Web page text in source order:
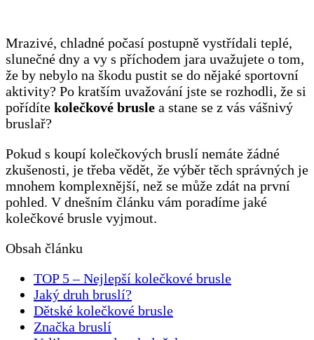
Mrazivé, chladné počasí postupně vystřídali teplé,
slunečné dny a vy s příchodem jara uvažujete o tom,
že by nebylo na škodu pustit se do nějaké sportovní
aktivity? Po kratším uvažování jste se rozhodli, že si
pořídíte kolečkové brusle a stane se z vás vášnivý
bruslař?
Pokud s koupí kolečkových bruslí nemáte žádné
zkušenosti, je třeba vědět, že výběr těch správných je
mnohem komplexnější, než se může zdát na první
pohled. V dnešním článku vám poradíme jaké
kolečkové brusle vyjmout.
Obsah článku
TOP 5 – Nejlepší kolečkové brusle
Jaký druh bruslí?
Dětské kolečkové brusle
Značka bruslí